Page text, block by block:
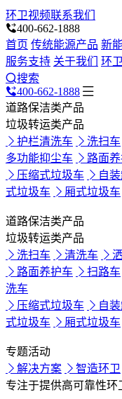
环卫视频联系我们
400-662-1888
首页 传统能源产品 新
服务支持 关于我们 环
搜索
400-662-1888
道路保洁类产品
垃圾转运类产品
护栏清洗车
洗扫车
多功能抑尘车
路面
压缩式垃圾车
自
式垃圾车
厢式垃圾车
道路保洁类产品
垃圾转运类产品
洗扫车
清洗车
路面养护车
扫路车
洗车
压缩式垃圾车
自
式垃圾车
厢式垃圾车
专题活动
解决方案
智造环卫
专注于提供高可靠性环